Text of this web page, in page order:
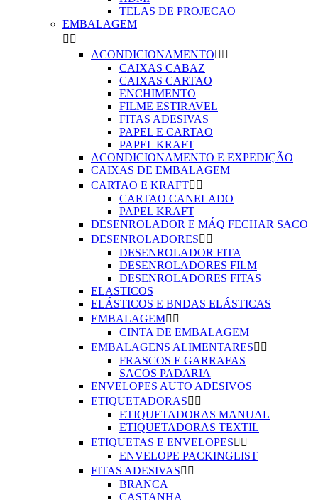
TELAS DE PROJECAO
EMBALAGEM
 
ACONDICIONAMENTO 
CAIXAS CABAZ
CAIXAS CARTAO
ENCHIMENTO
FILME ESTIRAVEL
FITAS ADESIVAS
PAPEL E CARTAO
PAPEL KRAFT
ACONDICIONAMENTO E EXPEDIÇÃO
CAIXAS DE EMBALAGEM
CARTAO E KRAFT 
CARTAO CANELADO
PAPEL KRAFT
DESENROLADOR E MÁQ FECHAR SACO
DESENROLADORES 
DESENROLADOR FITA
DESENROLADORES FILM
DESENROLADORES FITAS
ELASTICOS
ELÁSTICOS E BNDAS ELÁSTICAS
EMBALAGEM 
CINTA DE EMBALAGEM
EMBALAGENS ALIMENTARES 
FRASCOS E GARRAFAS
SACOS PADARIA
ENVELOPES AUTO ADESIVOS
ETIQUETADORAS 
ETIQUETADORAS MANUAL
ETIQUETADORAS TEXTIL
ETIQUETAS E ENVELOPES 
ENVELOPE PACKINGLIST
FITAS ADESIVAS 
BRANCA
CASTANHA